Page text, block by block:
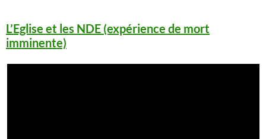
L’Eglise et les NDE (expérience de mort
imminente)